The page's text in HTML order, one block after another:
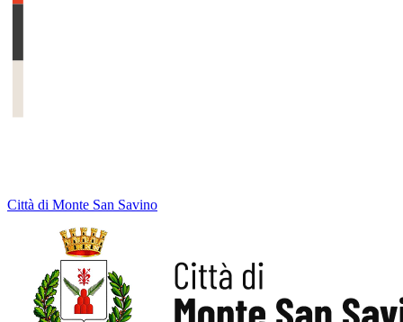
Città di Monte San Savino